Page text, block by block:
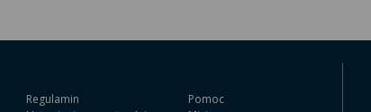
Regulamin
Pomoc